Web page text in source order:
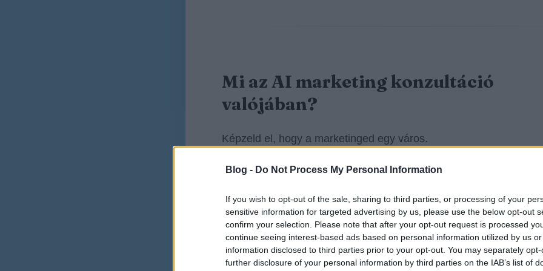
Blog - Do Not Process My Personal Information
If you wish to opt-out of the sale, sharing to third parties, or processing of your
sensitive information for targeted advertising by us, please use the below opt-out
confirm your selection. Please note that after your opt-out request is processed
continue seeing interest-based ads based on personal information utilized by us
information disclosed to third parties prior to your opt-out. You may separately
further disclosure of your personal information by third parties on the IAB’s list of
Mi az AI marketing konzultáció
valójában?
Képzeld el, hogy a marketinged egy város.
Vannakforgalmas utcák(organikus csatornák, márka-
visszatérő vásárlók).
Vannakdugók (dráguló CPC, alacsony konverzió, gyenge
pontszám).
Vannakeltévedt turisták(rossz célzás, félreértett keresési